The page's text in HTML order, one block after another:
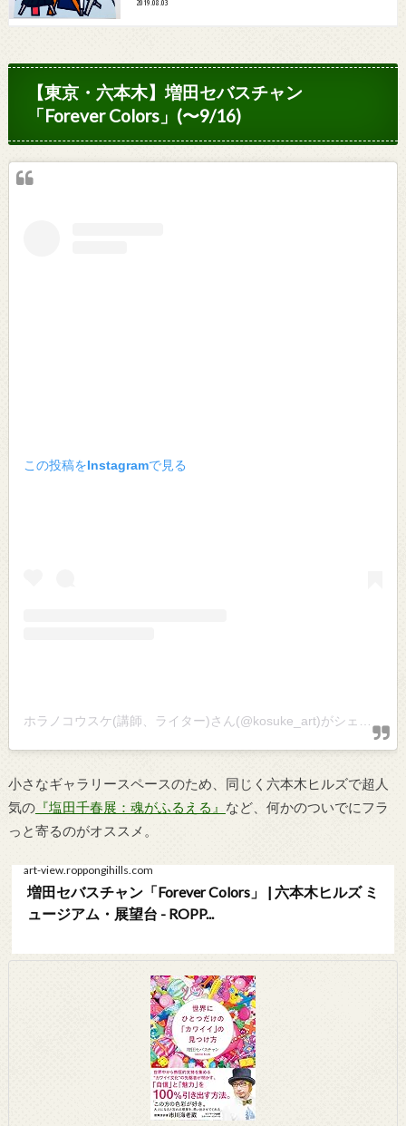
2019.08.03
【東京・六本木】増田セバスチャン
「Forever Colors」(〜9/16)
この投稿をInstagramで見る
小さなギャラリースペースのため、同じく六本木ヒルズで超人
気の『塩田千春展：魂がふるえる』 など、何かのついでにフラ
っと寄るのがオススメ。
art-view.roppongihills.com
増田セバスチャン「Forever Colors」 | 六本木ヒルズ ミ
ュージアム・展望台 - ROPP...